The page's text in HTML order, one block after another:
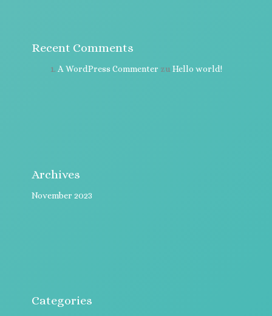
Recent Comments
A WordPress Commenter zuHello world!
Archives
November 2023
Categories